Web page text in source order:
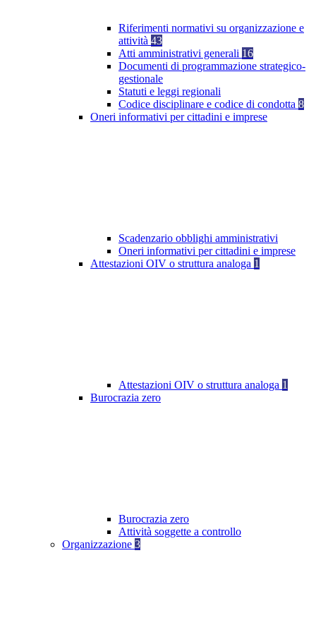
Riferimenti normativi su organizzazione e
attività 43
Atti amministrativi generali 16
Documenti di programmazione strategico-
gestionale
Statuti e leggi regionali
Codice disciplinare e codice di condotta 8
Oneri informativi per cittadini e imprese
Scadenzario obblighi amministrativi
Oneri informativi per cittadini e imprese
Attestazioni OIV o struttura analoga 1
Attestazioni OIV o struttura analoga 1
Burocrazia zero
Burocrazia zero
Attività soggette a controllo
Organizzazione 3